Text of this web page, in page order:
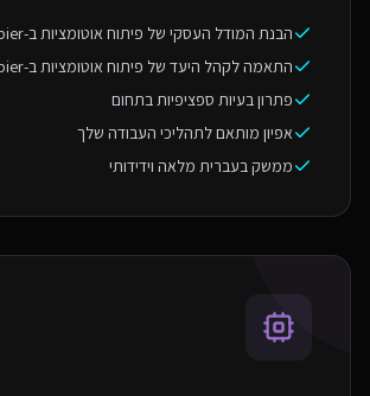
הבנת המודל העסקי של פיתוח אוטומציות ב-Make/Zapier
התאמה לקהל היעד של פיתוח אוטומציות ב-Make/Zapier
פתרון בעיות ספציפיות בתחום
אפיון מותאם לתהליכי העבודה שלך
ממשק בעברית מלאה וידידותי